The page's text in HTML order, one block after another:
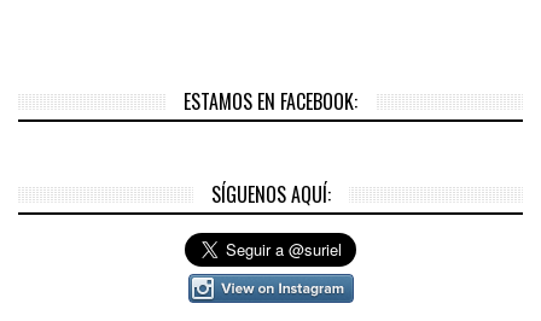
ESTAMOS EN FACEBOOK:
SÍGUENOS AQUÍ: